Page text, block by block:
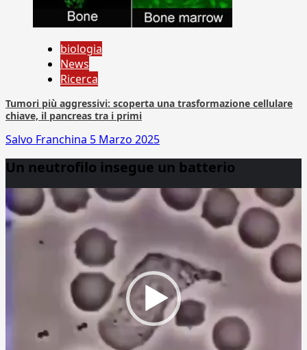
biologia
News
Ricerca
Tumori più aggressivi: scoperta una trasformazione cellulare
chiave, il pancreas tra i primi
Salvo Franchina 5 Marzo 2025
Un neutrofilo insegue un batterio
Player